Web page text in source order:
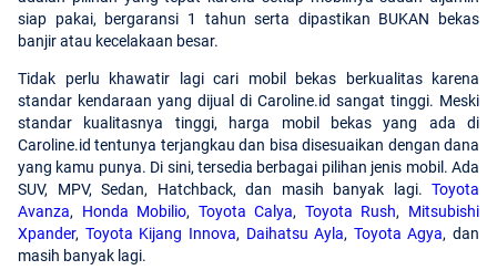
siap pakai, bergaransi 1 tahun serta dipastikan BUKAN bekas
banjir atau kecelakaan besar.
Tidak perlu khawatir lagi cari mobil bekas berkualitas karena
standar kendaraan yang dijual di Caroline.id sangat tinggi. Meski
standar kualitasnya tinggi, harga mobil bekas yang ada di
Caroline.id tentunya terjangkau dan bisa disesuaikan dengan dana
yang kamu punya. Di sini, tersedia berbagai pilihan jenis mobil. Ada
SUV, MPV, Sedan, Hatchback, dan masih banyak lagi. Toyota
Avanza, Honda Mobilio, Toyota Calya, Toyota Rush, Mitsubishi
Xpander, Toyota Kijang Innova, Daihatsu Ayla, Toyota Agya, dan
masih banyak lagi.